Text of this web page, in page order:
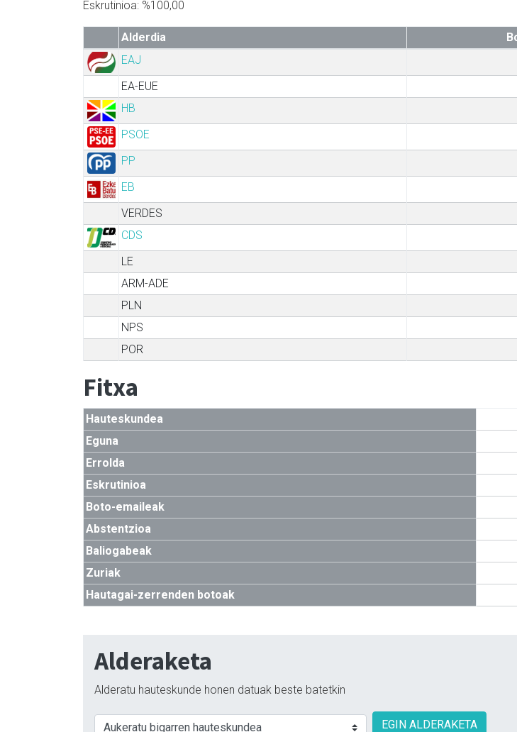
Eskrutinioa: %100,00
Alderdia
EAJ
EA-EUE
HB
PSOE
PP
EB
VERDES
CDS
LE
ARM-ADE
PLN
NPS
POR
Fitxa
Hauteskundea
Eguna
Errolda
Eskrutinioa
Boto-emaileak
Abstentzioa
Baliogabeak
Zuriak
Hautagai-zerrenden botoak
Alderaketa
Alderatu hauteskunde honen datuak beste batetkin
EGIN ALDERAKETA